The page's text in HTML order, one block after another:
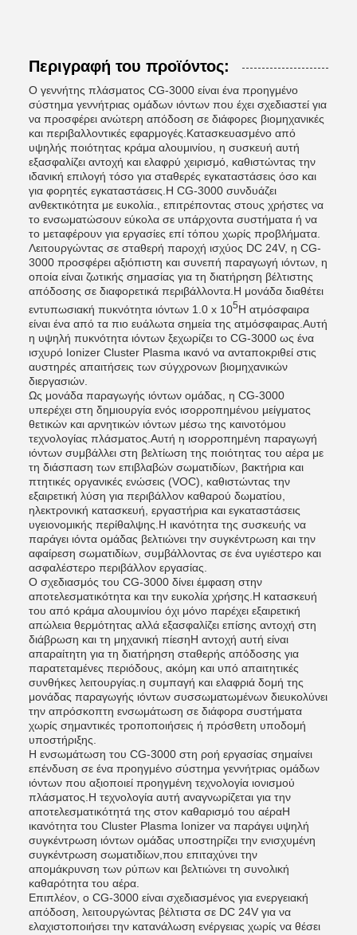
Περιγραφή του προϊόντος:
Ο γεννήτης πλάσματος CG-3000 είναι ένα προηγμένο
σύστημα γεννήτριας ομάδων ιόντων που έχει σχεδιαστεί για
να προσφέρει ανώτερη απόδοση σε διάφορες βιομηχανικές
και περιβαλλοντικές εφαρμογές.Κατασκευασμένο από
υψηλής ποιότητας κράμα αλουμινίου, η συσκευή αυτή
εξασφαλίζει αντοχή και ελαφρύ χειρισμό, καθιστώντας την
ιδανική επιλογή τόσο για σταθερές εγκαταστάσεις όσο και
για φορητές εγκαταστάσεις.Η CG-3000 συνδυάζει
ανθεκτικότητα με ευκολία., επιτρέποντας στους χρήστες να
το ενσωματώσουν εύκολα σε υπάρχοντα συστήματα ή να
το μεταφέρουν για εργασίες επί τόπου χωρίς προβλήματα.
Λειτουργώντας σε σταθερή παροχή ισχύος DC 24V, η CG-
3000 προσφέρει αξιόπιστη και συνεπή παραγωγή ιόντων, η
οποία είναι ζωτικής σημασίας για τη διατήρηση βέλτιστης
απόδοσης σε διαφορετικά περιβάλλοντα.Η μονάδα διαθέτει
εντυπωσιακή πυκνότητα ιόντων 1.0 x 105Η ατμόσφαιρα
είναι ένα από τα πιο ευάλωτα σημεία της ατμόσφαιρας.Αυτή
η υψηλή πυκνότητα ιόντων ξεχωρίζει το CG-3000 ως ένα
ισχυρό Ionizer Cluster Plasma ικανό να ανταποκριθεί στις
αυστηρές απαιτήσεις των σύγχρονων βιομηχανικών
διεργασιών.
Ως μονάδα παραγωγής ιόντων ομάδας, η CG-3000
υπερέχει στη δημιουργία ενός ισορροπημένου μείγματος
θετικών και αρνητικών ιόντων μέσω της καινοτόμου
τεχνολογίας πλάσματος.Αυτή η ισορροπημένη παραγωγή
ιόντων συμβάλλει στη βελτίωση της ποιότητας του αέρα με
τη διάσπαση των επιβλαβών σωματιδίων, βακτήρια και
πτητικές οργανικές ενώσεις (VOC), καθιστώντας την
εξαιρετική λύση για περιβάλλον καθαρού δωματίου,
ηλεκτρονική κατασκευή, εργαστήρια και εγκαταστάσεις
υγειονομικής περίθαλψης.Η ικανότητα της συσκευής να
παράγει ιόντα ομάδας βελτιώνει την συγκέντρωση και την
αφαίρεση σωματιδίων, συμβάλλοντας σε ένα υγιέστερο και
ασφαλέστερο περιβάλλον εργασίας.
Ο σχεδιασμός του CG-3000 δίνει έμφαση στην
αποτελεσματικότητα και την ευκολία χρήσης.Η κατασκευή
του από κράμα αλουμινίου όχι μόνο παρέχει εξαιρετική
απώλεια θερμότητας αλλά εξασφαλίζει επίσης αντοχή στη
διάβρωση και τη μηχανική πίεσηΗ αντοχή αυτή είναι
απαραίτητη για τη διατήρηση σταθερής απόδοσης για
παρατεταμένες περιόδους, ακόμη και υπό απαιτητικές
συνθήκες λειτουργίας.η συμπαγή και ελαφριά δομή της
μονάδας παραγωγής ιόντων συσσωματωμένων διευκολύνει
την απρόσκοπτη ενσωμάτωση σε διάφορα συστήματα
χωρίς σημαντικές τροποποιήσεις ή πρόσθετη υποδομή
υποστήριξης.
Η ενσωμάτωση του CG-3000 στη ροή εργασίας σημαίνει
επένδυση σε ένα προηγμένο σύστημα γεννήτριας ομάδων
ιόντων που αξιοποιεί προηγμένη τεχνολογία ιονισμού
πλάσματος.Η τεχνολογία αυτή αναγνωρίζεται για την
αποτελεσματικότητά της στον καθαρισμό του αέραΗ
ικανότητα του Cluster Plasma Ionizer να παράγει υψηλή
συγκέντρωση ιόντων ομάδας υποστηρίζει την ενισχυμένη
συγκέντρωση σωματιδίων,που επιταχύνει την
απομάκρυνση των ρύπων και βελτιώνει τη συνολική
καθαρότητα του αέρα.
Επιπλέον, ο CG-3000 είναι σχεδιασμένος για ενεργειακή
απόδοση, λειτουργώντας βέλτιστα σε DC 24V για να
ελαχιστοποιήσει την κατανάλωση ενέργειας χωρίς να θέσει